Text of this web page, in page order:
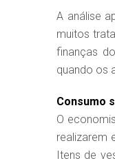
A análise
muitos
finanças
quando os
Consumo
O
realizarem
Itens de